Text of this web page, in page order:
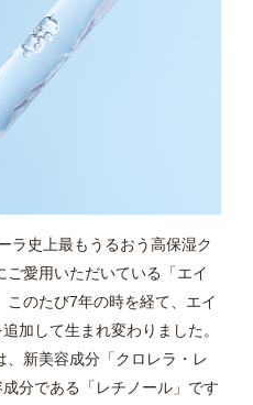
ラ史上最もうるおう高保湿ク
ご愛用いただいている「エイ
のたび7年の時を経て、エイ
加して生まれ変わりました。
、新美容成分「クロレラ・レ
分である「レチノール」です